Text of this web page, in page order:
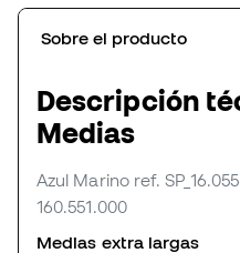
Sobre el producto
Descripción
Medias
Azul Marino ref.
160.551.000
Medias extra largas